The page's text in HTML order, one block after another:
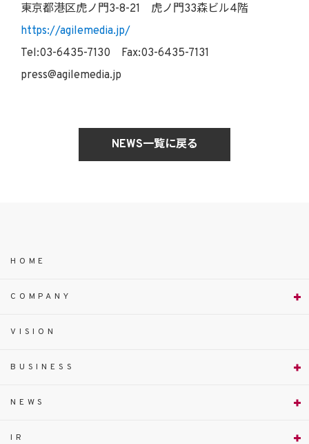
東京都港区虎ノ門3-8-21 虎ノ門33森ビル4階
https://agilemedia.jp/
Tel:03-6435-7130 Fax:03-6435-7131
press@agilemedia.jp
NEWS一覧に戻る
HOME
COMPANY
VISION
BUSINESS
NEWS
IR